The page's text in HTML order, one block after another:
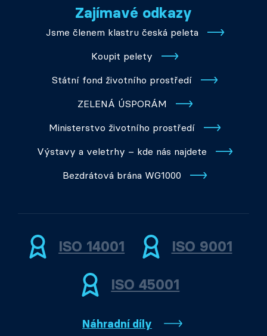
Zajímavé odkazy
Jsme členem klastru česká peleta
Koupit pelety
Státní fond životního prostředí
ZELENÁ ÚSPORÁM
Ministerstvo životního prostředí
Výstavy a veletrhy – kde nás najdete
Bezdrátová brána WG1000
ISO 14001 ISO 9001
ISO 45001
Náhradní díly